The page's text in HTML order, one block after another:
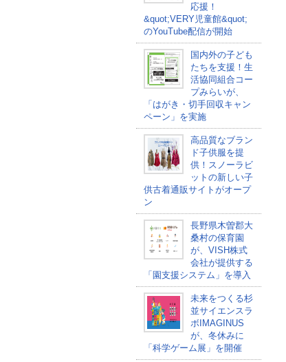
応援！
&quot;VERY児童館&quot;
のYouTube配信が開始
国内外の子ども
たちを支援！生
活協同組合コー
プみらいが、
「はがき・切手回収キャン
ペーン」を実施
高品質なブラン
ド子供服を提
供！スノーラビ
ットの新しい子
供古着通販サイトがオープ
ン
長野県木曽郡大
桑村の保育園
が、VISH株式
会社が提供する
「園支援システム」を導入
未来をつくる杉
並サイエンスラ
ボIMAGINUS
が、冬休みに
「科学ゲーム展」を開催